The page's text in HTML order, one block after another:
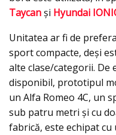
Taycanși Hyundai
Unitatea ar fi de
sport compacte, deşi
alte clase/categorii. De
disponibil, prototipul
un Alfa Romeo 4C, un
sub patru metri şi cu
fabrică, este echipat